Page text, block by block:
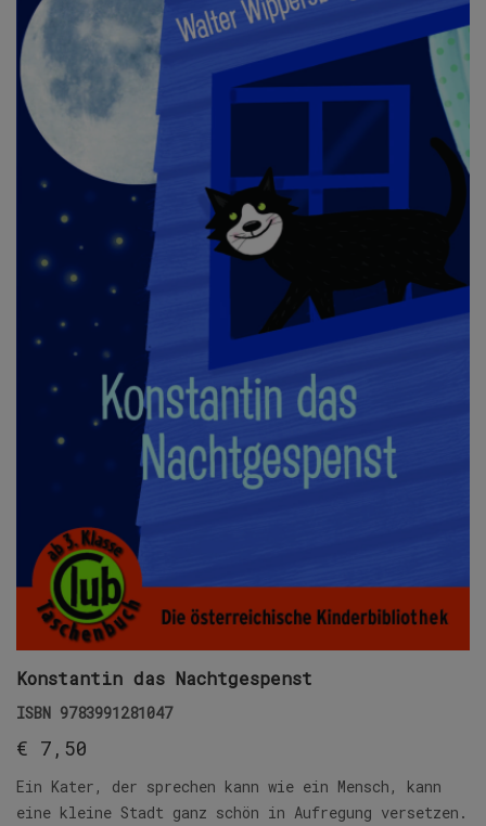
Konstantin das Nachtgespenst
ISBN 9783991281047
€ 7,50
Ein Kater, der sprechen kann wie ein Mensch, kann
eine kleine Stadt ganz schön in Aufregung versetzen.